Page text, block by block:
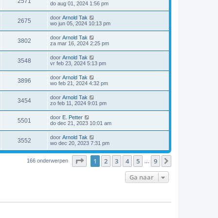
do aug 01, 2024 1:56 pm
2675 door Arnold Tak
wo jun 05, 2024 10:13 pm
3802 door Arnold Tak
za mar 16, 2024 2:25 pm
3548 door Arnold Tak
vr feb 23, 2024 5:13 pm
3896 door Arnold Tak
wo feb 21, 2024 4:32 pm
3454 door Arnold Tak
zo feb 11, 2024 9:01 pm
5501 door E. Petter
do dec 21, 2023 10:01 am
3552 door Arnold Tak
wo dec 20, 2023 7:31 pm
166 onderwerpen Pagina1 van 9
1 2 3 4 5 9
Ga naar